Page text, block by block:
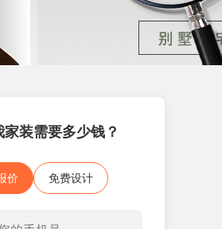
装需要多少钱？
价 免费设计